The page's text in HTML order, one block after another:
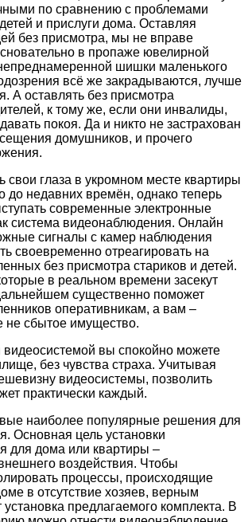
по сравнению с проблемами
и прислуги дома. Оставляя
без присмотра, мы не вправе
в пропаже ювелирной
шишки маленького
всё же закрадываются, лучше
А оставлять без присмотра
к тому же, если они инвалиды,
покоя. Да и никто не застрахован
домушников, и прочего
свои глаза в укромном месте квартиры
до недавних времён, однако теперь
современные электронные
система видеонаблюдения. Онлайн
сигналы с камер наблюдения
своевременно отреагировать на
без присмотра стариков и детей.
в реальном времени засекут
существенно поможет
оперативникам, а вам –
не сбытое имущество.
вы спокойно можете
без чувства страха. Учитывая
видеосистемы, позволить
практически каждый.
наиболее популярные решения для
Основная цель установки
для дома или квартиры –
воздействия. Чтобы
процессы, происходящие
в отсутствие хозяев, верным
предлагаемого комплекта. В